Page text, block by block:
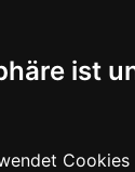
ist
Cookies